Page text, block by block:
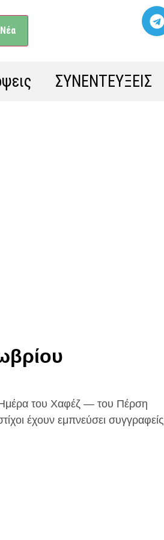
ΣΥΝΕΝΤΕΥΞΕΙΣ
Ημέρα του Χαφέζ — του Πέρση
έχουν εμπνεύσει συγγραφείς